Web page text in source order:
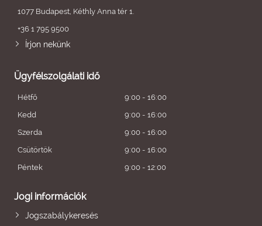
1077 Budapest, Kéthly Anna tér 1.
+36 1 795 9500
Írjon nekünk
Ügyfélszolgálati idő
Hétfő
9:00 - 16:00
Kedd
9:00 - 16:00
Szerda
9:00 - 16:00
Csütörtök
9:00 - 16:00
Péntek
9:00 - 12:00
Jogi információk
Jogszabálykeresés